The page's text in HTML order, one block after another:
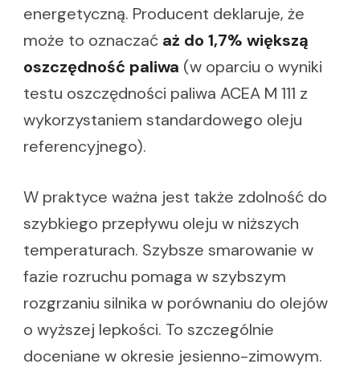
energetyczną. Producent deklaruje, że
może to oznaczać aż do 1,7% większą
oszczędność paliwa (w oparciu o wyniki
testu oszczędności paliwa ACEA M 111 z
wykorzystaniem standardowego oleju
referencyjnego).
W praktyce ważna jest także zdolność do
szybkiego przepływu oleju w niższych
temperaturach. Szybsze smarowanie w
fazie rozruchu pomaga w szybszym
rozgrzaniu silnika w porównaniu do olejów
o wyższej lepkości. To szczególnie
doceniane w okresie jesienno-zimowym.